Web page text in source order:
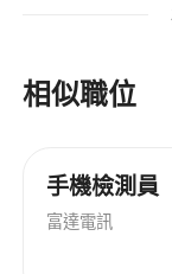
• 准备并记录
要求：
• 资讯科技/计
• 2年或以上IT
相似職位
手機檢測員
富達電訊